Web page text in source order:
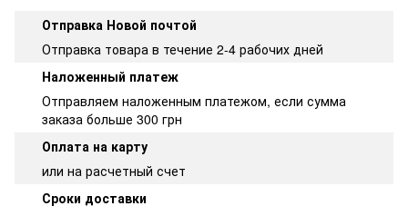
Отправка Новой почтой
Отправка товара в течение 2-4 рабочих дней
Наложенный платеж
Отправляем наложенным платежом, если сумма
заказа больше 300 грн
Оплата на карту
или на расчетный счет
Сроки доставки